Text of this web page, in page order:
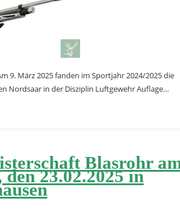
9. März 2025 fanden im Sportjahr 2024/2025 die
Nordsaar in der Disziplin Luftgewehr Auflage…
Blasrohr
den 23.02.2025 in